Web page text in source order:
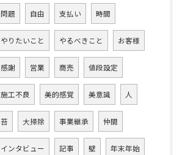
問題 自由 支払い 時間
やりたいこと やるべきこと お客様
感謝 営業 商売 値段設定
施工不良 美的感覚 美意識 人
苔 大掃除 事業継承 仲間
インタビュー 記事 壁 年末年始